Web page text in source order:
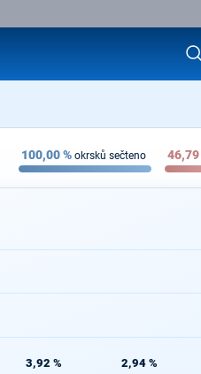
100,00% okrsků sečteno 46,79
3,92 % 2,94 %